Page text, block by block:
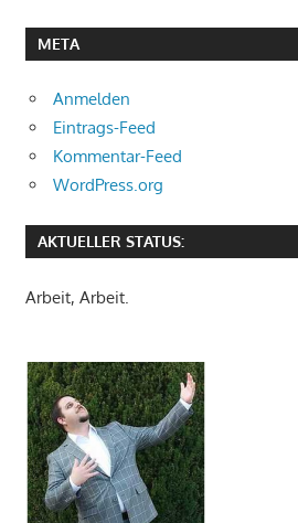
META
Anmelden
Eintrags-Feed
Kommentar-Feed
WordPress.org
AKTUELLER STATUS:
Arbeit, Arbeit.